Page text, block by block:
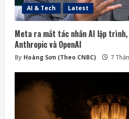
AI & Tech Latest
Meta ra mắt tác nhân AI lập
Anthropic và OpenAI
By Hoàng Sơn (Theo CNBC) 7